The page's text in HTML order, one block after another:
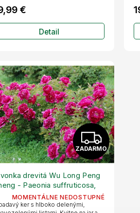
O
€
Detail
Z
A
A
ZADARMO
drevitá Wu Long Peng
- Paeonia suffruticosa,
p14
MOMENTÁLNE NEDOSTUPNÉ
ker s hlboko delenými,